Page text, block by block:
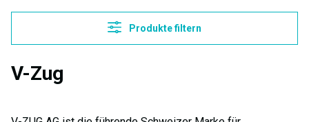
Produkte filtern
V-Zug